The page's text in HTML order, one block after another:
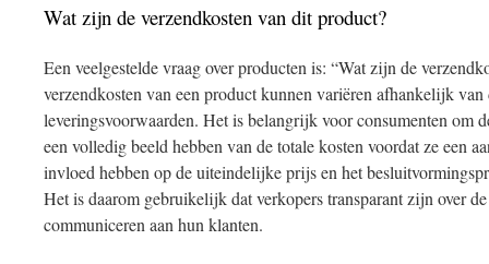
Wat zijn de verzendkosten van dit product?
Een veelgestelde vraag over producten is: “Wat zijn de
verzendkosten van een product kunnen variëren afhankelijk
leveringsvoorwaarden. Het is belangrijk voor consumenten om
een volledig beeld hebben van de totale kosten voordat ze een
invloed hebben op de uiteindelijke prijs en het
Het is daarom gebruikelijk dat verkopers transparant zijn over
communiceren aan hun klanten.